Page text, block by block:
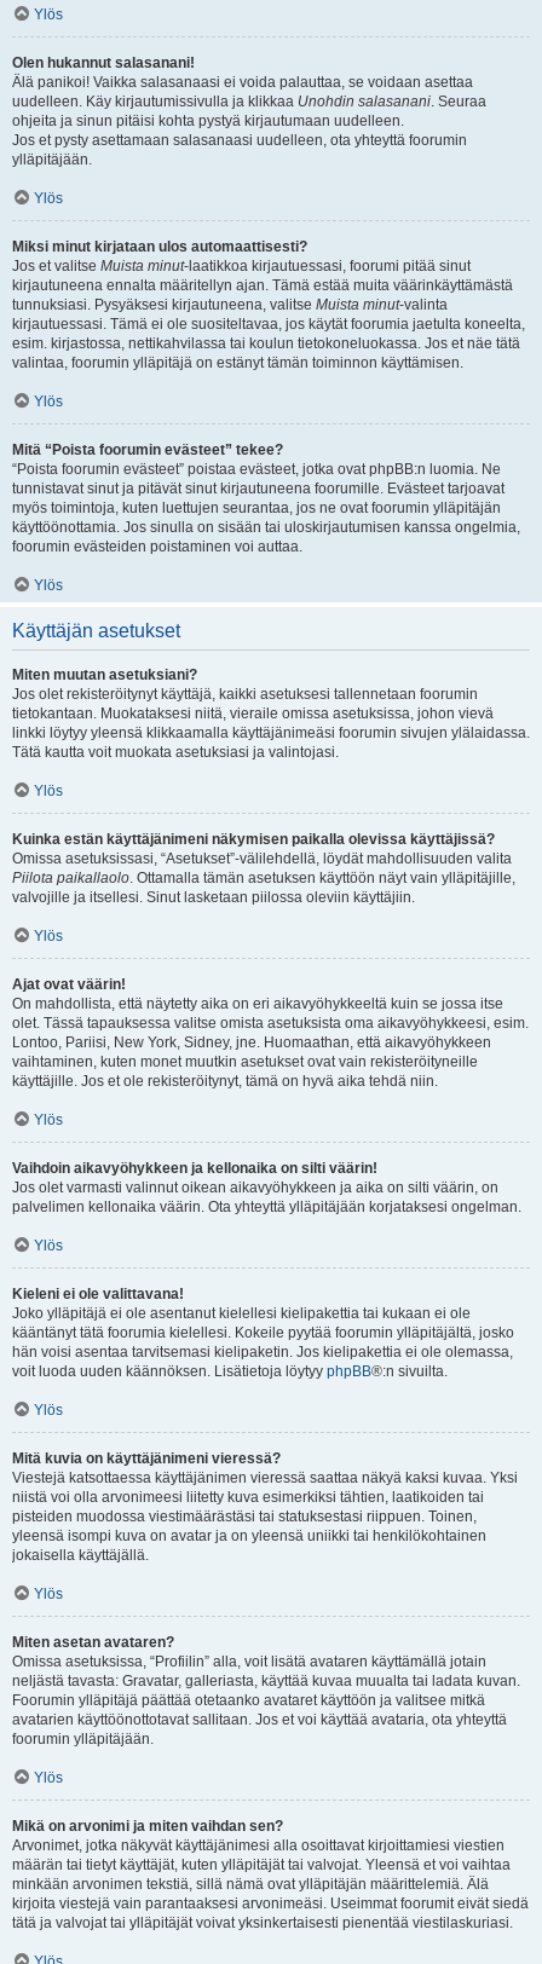
Ylös
Olen hukannut salasanani!
Älä panikoi! Vaikka salasanaasi ei voida palauttaa, se voidaan asettaa
uudelleen. Käy kirjautumissivulla ja klikkaa Unohdin salasanani. Seuraa
ohjeita ja sinun pitäisi kohta pystyä kirjautumaan uudelleen.
Jos et pysty asettamaan salasanaasi uudelleen, ota yhteyttä foorumin
ylläpitäjään.
Ylös
Miksi minut kirjataan ulos automaattisesti?
Jos et valitse Muista minut-laatikkoa kirjautuessasi, foorumi pitää sinut
kirjautuneena ennalta määritellyn ajan. Tämä estää muita väärinkäyttämästä
tunnuksiasi. Pysyäksesi kirjautuneena, valitse Muista minut-valinta
kirjautuessasi. Tämä ei ole suositeltavaa, jos käytät foorumia jaetulta koneelta,
esim. kirjastossa, nettikahvilassa tai koulun tietokoneluokassa. Jos et näe tätä
valintaa, foorumin ylläpitäjä on estänyt tämän toiminnon käyttämisen.
Ylös
Mitä “Poista foorumin evästeet” tekee?
“Poista foorumin evästeet” poistaa evästeet, jotka ovat phpBB:n luomia. Ne
tunnistavat sinut ja pitävät sinut kirjautuneena foorumille. Evästeet tarjoavat
myös toimintoja, kuten luettujen seurantaa, jos ne ovat foorumin ylläpitäjän
käyttöönottamia. Jos sinulla on sisään tai uloskirjautumisen kanssa ongelmia,
foorumin evästeiden poistaminen voi auttaa.
Ylös
Käyttäjän asetukset
Miten muutan asetuksiani?
Jos olet rekisteröitynyt käyttäjä, kaikki asetuksesi tallennetaan foorumin
tietokantaan. Muokataksesi niitä, vieraile omissa asetuksissa, johon vievä
linkki löytyy yleensä klikkaamalla käyttäjänimeäsi foorumin sivujen ylälaidassa.
Tätä kautta voit muokata asetuksiasi ja valintojasi.
Ylös
Kuinka estän käyttäjänimeni näkymisen paikalla olevissa käyttäjissä?
Omissa asetuksissasi, “Asetukset”-välilehdellä, löydät mahdollisuuden valita
Piilota paikallaolo. Ottamalla tämän asetuksen käyttöön näyt vain ylläpitäjille,
valvojille ja itsellesi. Sinut lasketaan piilossa oleviin käyttäjiin.
Ylös
Ajat ovat väärin!
On mahdollista, että näytetty aika on eri aikavyöhykkeeltä kuin se jossa itse
olet. Tässä tapauksessa valitse omista asetuksista oma aikavyöhykkeesi, esim.
Lontoo, Pariisi, New York, Sidney, jne. Huomaathan, että aikavyöhykkeen
vaihtaminen, kuten monet muutkin asetukset ovat vain rekisteröityneille
käyttäjille. Jos et ole rekisteröitynyt, tämä on hyvä aika tehdä niin.
Ylös
Vaihdoin aikavyöhykkeen ja kellonaika on silti väärin!
Jos olet varmasti valinnut oikean aikavyöhykkeen ja aika on silti väärin, on
palvelimen kellonaika väärin. Ota yhteyttä ylläpitäjään korjataksesi ongelman.
Ylös
Kieleni ei ole valittavana!
Joko ylläpitäjä ei ole asentanut kielellesi kielipakettia tai kukaan ei ole
kääntänyt tätä foorumia kielellesi. Kokeile pyytää foorumin ylläpitäjältä, josko
hän voisi asentaa tarvitsemasi kielipaketin. Jos kielipakettia ei ole olemassa,
voit luoda uuden käännöksen. Lisätietoja löytyy phpBB®:n sivuilta.
Ylös
Mitä kuvia on käyttäjänimeni vieressä?
Viestejä katsottaessa käyttäjänimen vieressä saattaa näkyä kaksi kuvaa. Yksi
niistä voi olla arvonimeesi liitetty kuva esimerkiksi tähtien, laatikoiden tai
pisteiden muodossa viestimäärästäsi tai statuksestasi riippuen. Toinen,
yleensä isompi kuva on avatar ja on yleensä uniikki tai henkilökohtainen
jokaisella käyttäjällä.
Ylös
Miten asetan avataren?
Omissa asetuksissa, “Profiilin” alla, voit lisätä avataren käyttämällä jotain
neljästä tavasta: Gravatar, galleriasta, käyttää kuvaa muualta tai ladata kuvan.
Foorumin ylläpitäjä päättää otetaanko avataret käyttöön ja valitsee mitkä
avatarien käyttöönottotavat sallitaan. Jos et voi käyttää avataria, ota yhteyttä
foorumin ylläpitäjään.
Ylös
Mikä on arvonimi ja miten vaihdan sen?
Arvonimet, jotka näkyvät käyttäjänimesi alla osoittavat kirjoittamiesi viestien
määrän tai tietyt käyttäjät, kuten ylläpitäjät tai valvojat. Yleensä et voi vaihtaa
minkään arvonimen tekstiä, sillä nämä ovat ylläpitäjän määrittelemiä. Älä
kirjoita viestejä vain parantaaksesi arvonimeäsi. Useimmat foorumit eivät siedä
tätä ja valvojat tai ylläpitäjät voivat yksinkertaisesti pienentää viestilaskuriasi.